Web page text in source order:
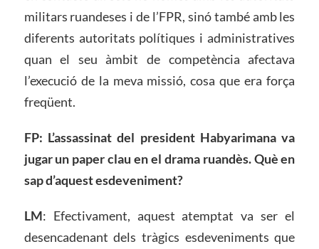
militars ruandeses i de l’FPR, sinó també amb les
diferents autoritats polítiques i administratives
quan el seu àmbit de competència afectava
l’execució de la meva missió, cosa que era força
freqüent.
FP: L’assassinat del president Habyarimana va
jugar un paper clau en el drama ruandès. Què en
sap d’aquest esdeveniment?
LM: Efectivament, aquest atemptat va ser el
desencadenant dels tràgics esdeveniments que